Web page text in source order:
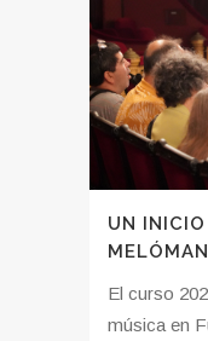
UN
El curso
música en